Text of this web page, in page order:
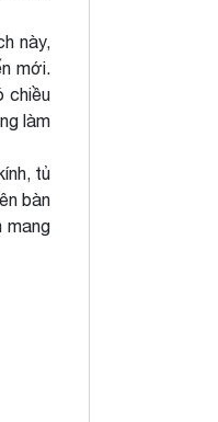
này,
mới.
chiều
làm
tủ
bàn
mang